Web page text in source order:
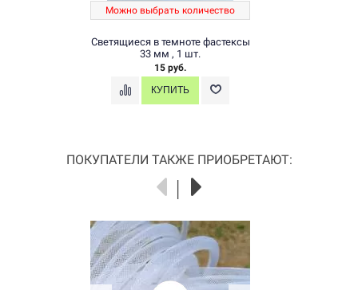
Можно выбрать количество
Светящиеся в темноте фастексы
33 мм , 1 шт.
15 руб.
ПОКУПАТЕЛИ ТАКЖЕ ПРИОБРЕТАЮТ: